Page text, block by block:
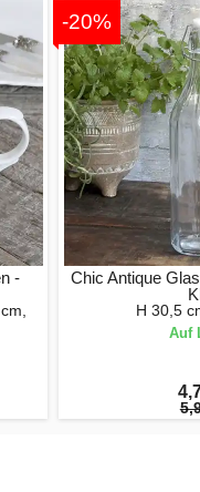
-
-20%
Chic Antique
H 30,5
Auf